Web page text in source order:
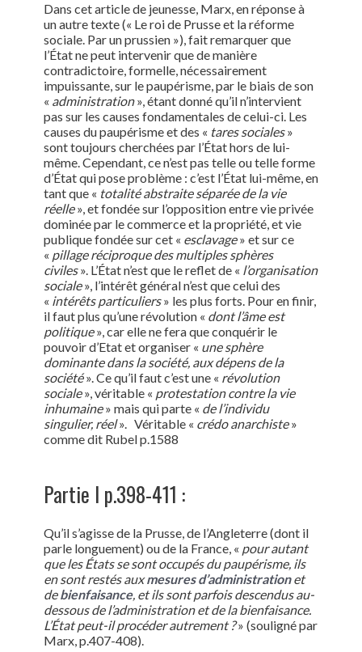
Dans cet article de jeunesse, Marx, en réponse à
un autre texte (« Le roi de Prusse et la réforme
sociale. Par un prussien »), fait remarquer que
l’État ne peut intervenir que de manière
contradictoire, formelle, nécessairement
impuissante, sur le paupérisme, par le biais de son
« administration», étant donné qu’il n’intervient
pas sur les causes fondamentales de celui-ci. Les
causes du paupérisme et des « tares sociales»
sont toujours cherchées par l’État hors de lui-
même. Cependant, ce n’est pas telle ou telle forme
d’État qui pose problème : c’est l’État lui-même, en
tant que « totalité abstraite séparée de la vie
réelle», et fondée sur l’opposition entre vie privée
dominée par le commerce et la propriété, et vie
publique fondée sur cet « esclavage» et sur ce
« pillage réciproque des multiples sphères
civiles». L’État n’est que le reflet de « l’organisation
sociale», l’intérêt général n’est que celui des
« intérêts particuliers» les plus forts. Pour en finir,
il faut plus qu’une révolution « dont l’âme est
politique», car elle ne fera que conquérir le
pouvoir d’Etat et organiser « une sphère
dominante dans la société, aux dépens de la
société». Ce qu’il faut c’est une « révolution
sociale», véritable « protestation contre la vie
inhumaine» mais qui parte « de l’individu
singulier, réel». Véritable « crédo anarchiste»
comme dit Rubel p.1588
Partie I p.398-411 :
Qu’il s’agisse de la Prusse, de l’Angleterre (dont il
parle longuement) ou de la France, « pour autant
que les États se sont occupés du paupérisme, ils
en sont restés auxmesures d’administrationet
debienfaisance, et ils sont parfois descendus au-
dessous de l’administration et de la bienfaisance.
L’État peut-il procéder autrement ?» (souligné par
Marx, p.407-408).